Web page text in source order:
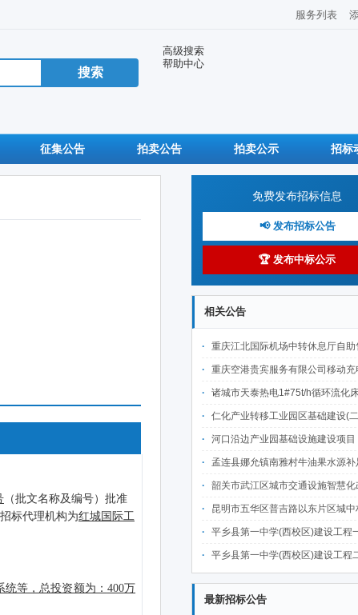
服务列表
高级搜索
帮助中心
征集公告 拍卖公告 拍卖公示 招标
免费发布招标信息
📢 发布招标公告
🏆 发布中标公示
相关公告
重庆江北国际机场中转休息厅自助售卖机点位公开招
重庆空港贵宾服务有限公司移动充电宝点位资源公开
诸城市天泰热电1#75t/h循环流化床锅炉及配套设施升级改造项目（设计施工一体
仁化产业转移工业园区基础建设(二期)一韶关仁化产业园区工业二路道路及桥梁(西侧扩园段)建设
河口沿边产业园基础设施建设项目（二期）设计施工总承包（EPC）(三次
孟连县娜允镇南雅村牛油果水源补足提质增效建设项目
韶关市武江区城市交通设施智慧化改造提升项目-基础建设工程（一期）A标段施
昆明市五华区普吉路以东片区城中村改造项目（一期）A7、A-4-2地块安置房项目供配电设计施工一体化
平乡县第一中学(西校区)建设工程一标段施工
平乡县第一中学(西校区)建设工程二标段施工
最新招标公告